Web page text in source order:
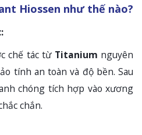
Hiossen như thế nào?
chế tác từ Titanium nguyên
tính an toàn và độ bền. Sau
chóng tích hợp vào xương
chắn.